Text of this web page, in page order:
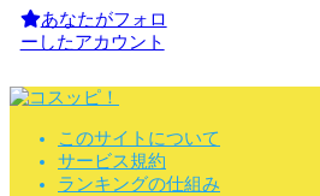
あなたがフォロ
ーしたアカウント
このサイトについて
サービス規約
ランキングの仕組み